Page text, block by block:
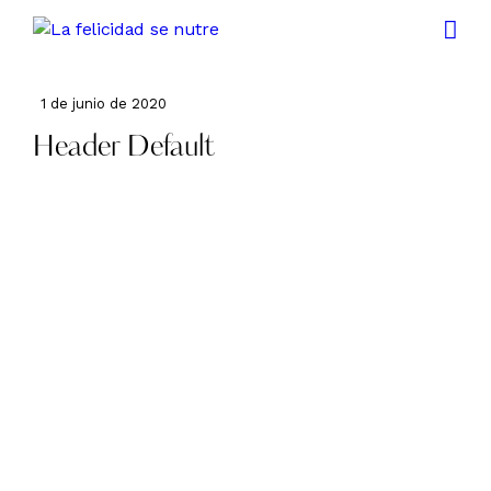
1 de junio de 2020
Header Default